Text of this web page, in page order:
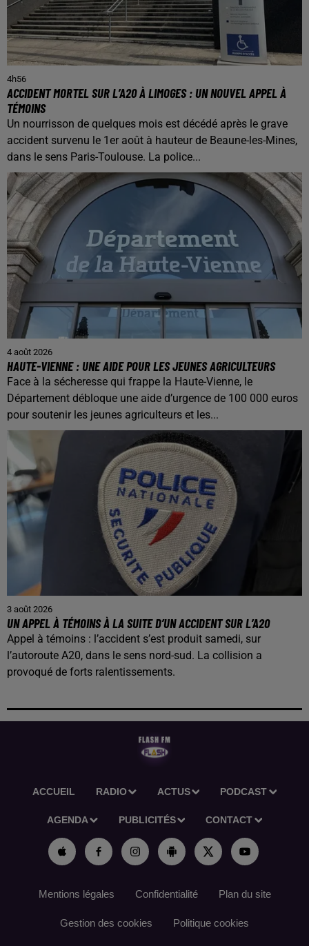
4h56
ACCIDENT MORTEL SUR L’A20 À LIMOGES : UN NOUVEL APPEL À
TÉMOINS
Un nourrisson de quelques mois est décédé après le grave
accident survenu le 1er août à hauteur de Beaune-les-Mines,
dans le sens Paris-Toulouse. La police...
4 août 2026
HAUTE-VIENNE : UNE AIDE POUR LES JEUNES AGRICULTEURS
Face à la sécheresse qui frappe la Haute-Vienne, le
Département débloque une aide d’urgence de 100 000 euros
pour soutenir les jeunes agriculteurs et les...
3 août 2026
UN APPEL À TÉMOINS À LA SUITE D’UN ACCIDENT SUR L’A20
Appel à témoins : l’accident s’est produit samedi, sur
l’autoroute A20, dans le sens nord-sud. La collision a
provoqué de forts ralentissements.
ACCUEIL RADIO ACTUS PODCAST
AGENDA PUBLICITÉS CONTACT
Mentions légales Confidentialité Plan du site
Gestion des cookies Politique cookies